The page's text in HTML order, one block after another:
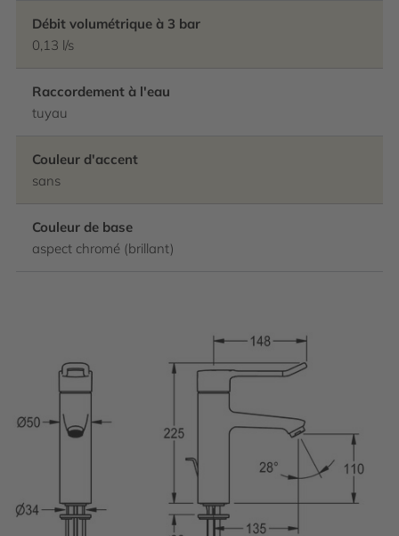
Débit volumétrique à 3 bar
0,13 l/s
Raccordement à l'eau
tuyau
Couleur d'accent
sans
Couleur de base
aspect chromé (brillant)